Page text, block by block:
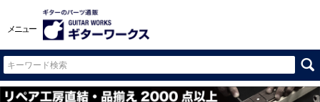
メニュー